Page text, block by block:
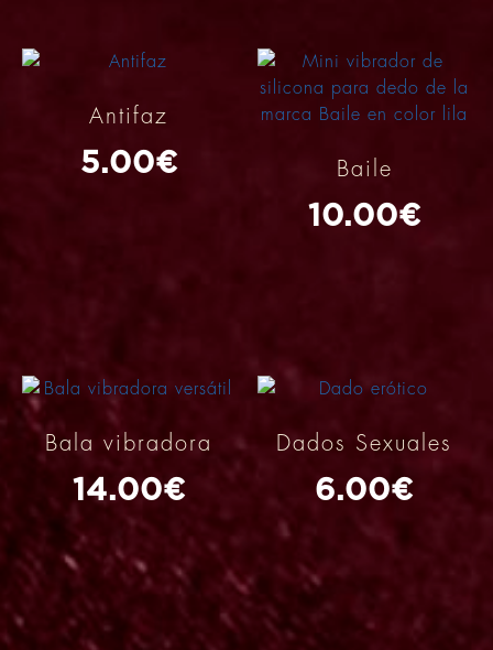
Antifaz
5.00€ Baile
10.00€
Bala vibradora
14.00€
Dados Sexuales
6.00€